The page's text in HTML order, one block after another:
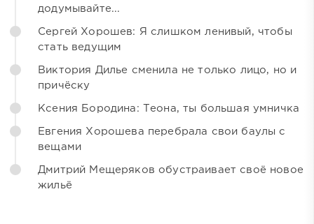
додумывайте...
Сергей Хорошев: Я слишком ленивый, чтобы
стать ведущим
Виктория Дилье сменила не только лицо, но и
причёску
Ксения Бородина: Теона, ты большая умничка
Евгения Хорошева перебрала свои баулы с
вещами
Дмитрий Мещеряков обустраивает своё новое
жильё